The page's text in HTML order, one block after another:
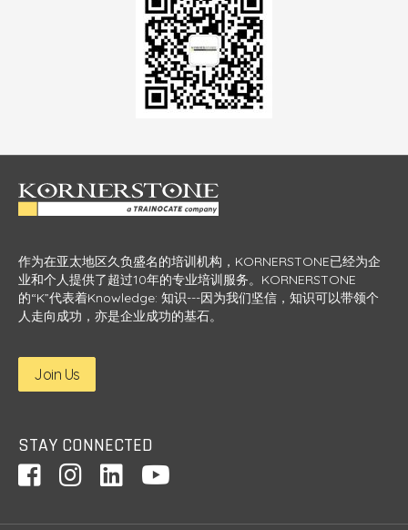
作为在亚太地区久负盛名的培训机构，KORNERSTONE已经为企
业和个人提供了超过10年的专业培训服务。KORNERSTONE
的“K”代表着Knowledge: 知识---因为我们坚信，知识可以带领个
人走向成功，亦是企业成功的基石。
Join Us
STAY CONNECTED